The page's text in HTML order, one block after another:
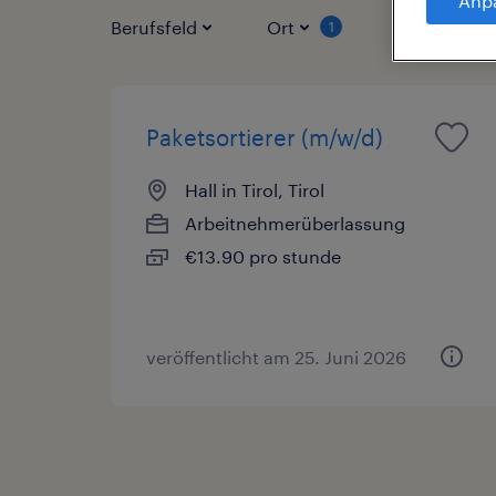
Berufsfeld Ort 1
Paketsortierer (m/w/d)
Hall in Tirol, Tirol
Arbeitnehmerüberlassung
€13.90 pro stunde
veröffentlicht am 25. Juni 2026